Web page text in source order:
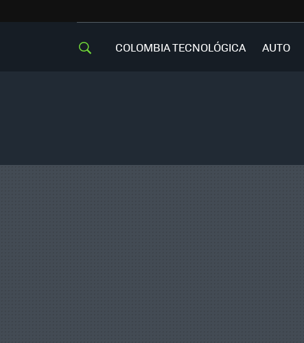
COLOMBIA TECNOLÓGICA AUTO